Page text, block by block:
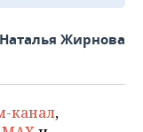
Наталья Жирнова
канал,